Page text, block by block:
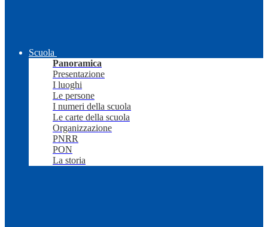
Scuola
Panoramica
Presentazione
I luoghi
Le persone
I numeri della scuola
Le carte della scuola
Organizzazione
PNRR
PON
La storia